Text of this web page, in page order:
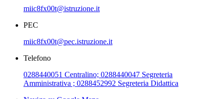
miic8fx00t@istruzione.it
PEC
miic8fx00t@pec.istruzione.it
Telefono
0288440051 Centralino; 0288440047 Segreteria
Amministrativa ; 0288452992 Segreteria Didattica